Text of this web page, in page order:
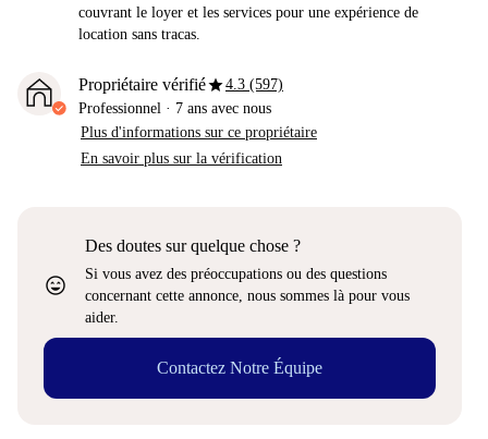
couvrant le loyer et les services pour une expérience de
location sans tracas.
Propriétaire vérifiéstar4.3 (597)
Professionnel · 7 ans avec nous
Plus d'informations sur ce propriétaire
En savoir plus sur la vérification
sentiment_very_satisfied
Des doutes sur quelque chose ?
Si vous avez des préoccupations ou des questions
concernant cette annonce, nous sommes là pour vous
aider.
Contactez Notre Équipe